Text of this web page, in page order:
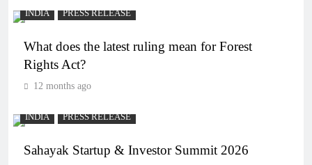
INDIA PRESS RELEASE
What does the latest ruling mean for Forest
Rights Act?
12 months ago
INDIA PRESS RELEASE
Sahayak Startup & Investor Summit 2026